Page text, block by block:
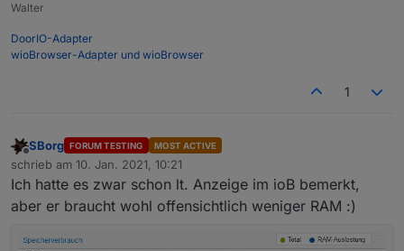
Walter
DoorIO-Adapter
wioBrowser-Adapter und wioBrowser
1
Offline
SBorg FORUM TESTING MOST ACTIVE
schrieb am 10. Jan. 2021, 10:21
zuletzt editiert von
Ich hatte es zwar schon lt. Anzeige im ioB bemerkt,
aber er braucht wohl offensichtlich weniger RAM :)